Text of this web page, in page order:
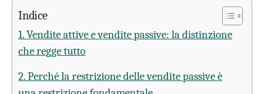
Indice
1. Vendite attive e vendite passive: la distinzione
che regge tutto
2. Perché la restrizione delle vendite passive è